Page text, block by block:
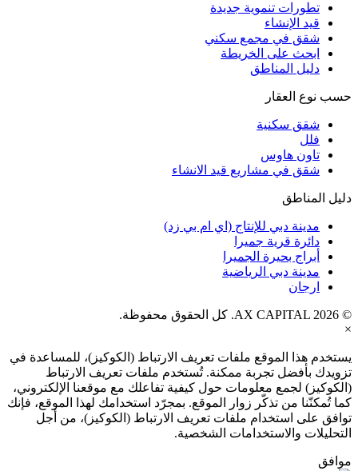
تطورات تنموية جديدة
قيد الإنشاء
شقق في مجمع سكني
ابحث على الخريطة
دليل المناطق
حسب نوع العقار
شقق سكنية
فلل
تاون هاوس
شقق في مشاريع قيد الانشاء
دليل المناطق
مدينة دبي للإنتاج (اي ام بي زد)
دائرة قرية جميرا
أبراج بحيرة الجميرا
مدينة دبي الرياضية
ارجان
© AX CAPITAL 2026. كل الحقوق محفوظة.
×
يستخدم هذا الموقع ملفات تعريف الارتباط (الكوكيز)، للمساعدة في
تزويدك بأفضل تجربة ممكنة. تُستخدم ملفات تعريف الارتباط
(الكوكيز) لجمع معلومات حول كيفية تفاعلك مع موقعنا الإلكتروني،
كما تُمكنّنا من تذكّر زوار الموقع. بمجرّد استخدامك لهذا الموقع، فإنك
توافق على استخدام ملفات تعريف الارتباط (الكوكيز)، من أجل
التحليلات والاستخدامات الشخصية.
موافق